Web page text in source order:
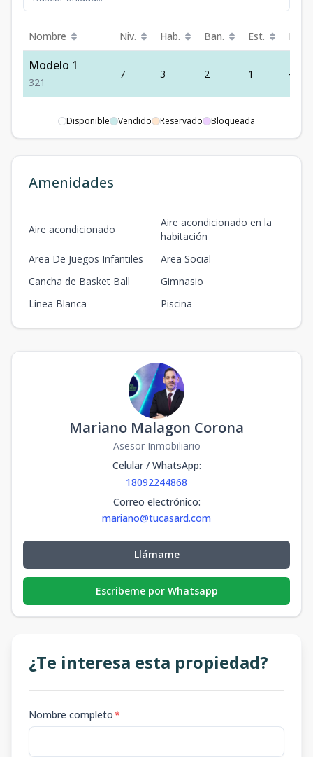
Nombre Niv. Hab. Ban. Est.
Modelo 1
321
7 3 2 1 -
Disponible Vendido Reservado Bloqueada
Amenidades
Aire acondicionado
Aire acondicionado en la
habitación
Area De Juegos Infantiles
Area Social
Cancha de Basket Ball
Gimnasio
Línea Blanca
Piscina
Mariano Malagon Corona
Asesor Inmobiliario
Celular / WhatsApp:
18092244868
Correo electrónico:
mariano@tucasard.com
Llámame
Escribeme por Whatsapp
¿Te interesa esta propiedad?
Nombre completo*